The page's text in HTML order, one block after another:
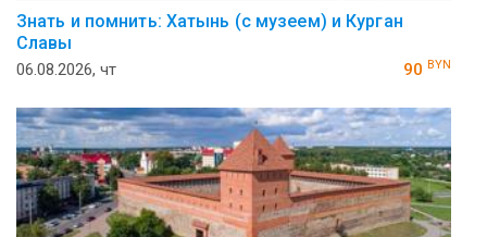
Знать и помнить: Хатынь (с музеем) и Курган
Славы
06.08.2026, чт 90 BYN